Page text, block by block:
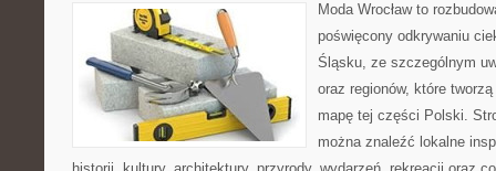
Moda Wrocław to
poświęcony odkrywaniu
Śląsku, ze szczególnym
oraz regionów, które
mapę tej części Polski.
można znaleźć lokalne